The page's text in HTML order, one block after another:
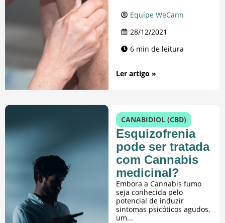
Equipe WeCann
28/12/2021
6 min de leitura
Ler artigo »
CANABIDIOL (CBD)
Esquizofrenia
pode ser tratada
com Cannabis
medicinal?
Embora a Cannabis fumo
seja conhecida pelo
potencial de induzir
sintomas psicóticos agudos,
um...